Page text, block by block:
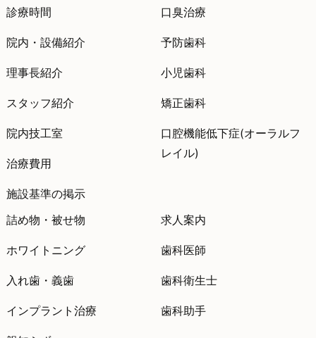
診療時間
院内・設備紹介
理事長紹介
スタッフ紹介
院内技工室
治療費用
施設基準の掲示
口臭治療
予防歯科
小児歯科
矯正歯科
口腔機能低下症(オーラルフ
レイル)
詰め物・被せ物
ホワイトニング
入れ歯・義歯
インプラント治療
求人案内
歯科医師
歯科衛生士
歯科助手